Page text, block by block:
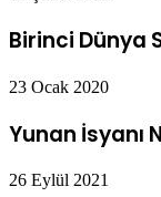
Birinci Dünya
23 Ocak 2020
Yunan İsyanı
26 Eylül 2021